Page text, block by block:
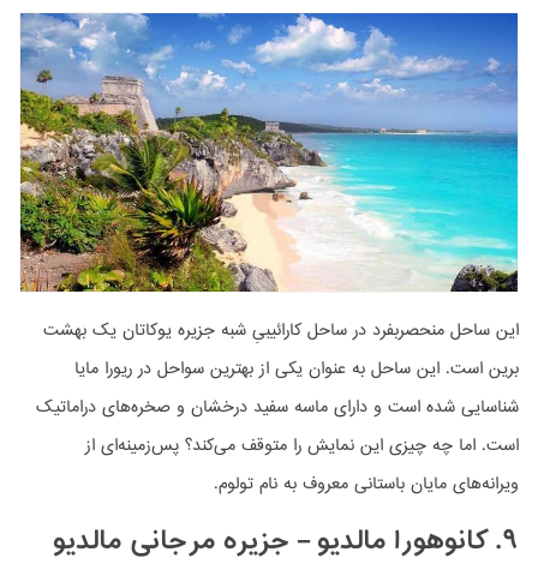
این ساحل منحصربفرد در ساحل کارائیبیِ شبه جزیره یوکاتان یک بهشت
برین است. این ساحل به عنوان یکی از بهترین سواحل در ریورا مایا
شناسایی شده است و دارای ماسه سفید درخشان و صخره‌های دراماتیک
است. اما چه چیزی این نمایش را متوقف می‌کند؟ پس‌زمینه‌ای از
ویرانه‌های مایان باستانی معروف به نام تولوم.
۹. کانوهورا مالدیو – جزیره مرجانی مالدیو